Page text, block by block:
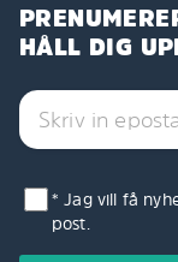
HÅLL DIG
* Jag vill få
post.